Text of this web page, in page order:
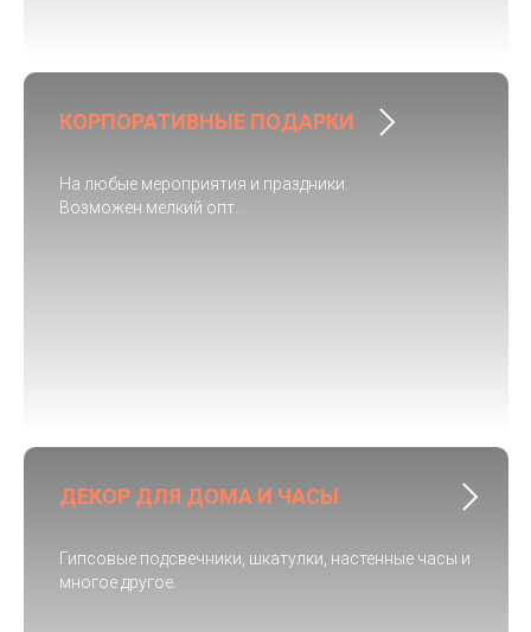
КОРПОРАТИВНЫЕ ПОДАРКИ
На любые мероприятия и праздники.
Возможен мелкий опт.
ДЕКОР ДЛЯ ДОМА И ЧАСЫ
Гипсовые подсвечники, шкатулки, настенные часы и
многое другое.